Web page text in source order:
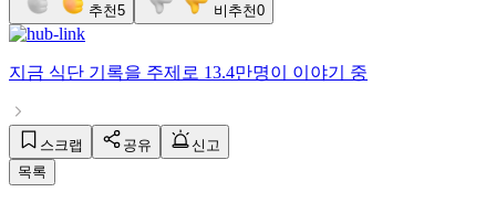
추천5 비추천0
지금 식단 기록을 주제로 13.4만명이 이야기 중
스크랩 공유
신고
목록